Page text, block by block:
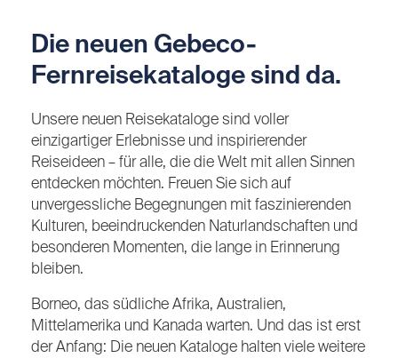
Die neuen Gebeco-
Fernreisekataloge sind da.
Unsere neuen Reisekataloge sind voller
einzigartiger Erlebnisse und inspirierender
Reiseideen – für alle, die die Welt mit allen Sinnen
entdecken möchten. Freuen Sie sich auf
unvergessliche Begegnungen mit faszinierenden
Kulturen, beeindruckenden Naturlandschaften und
besonderen Momenten, die lange in Erinnerung
bleiben.
Borneo, das südliche Afrika, Australien,
Mittelamerika und Kanada warten. Und das ist erst
der Anfang: Die neuen Kataloge halten viele weitere